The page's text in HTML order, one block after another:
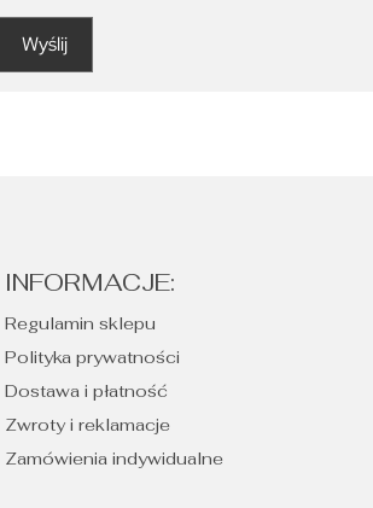
INFORMACJE:
Regulamin sklepu
Polityka prywatności
Dostawa i płatność
Zwroty i reklamacje
Zamówienia indywidualne